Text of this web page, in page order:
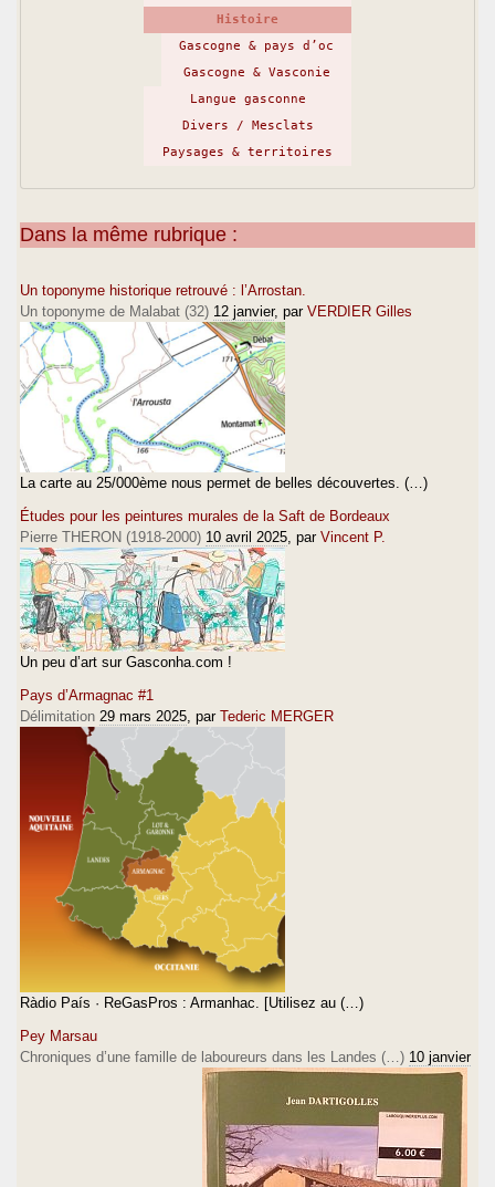
Histoire
Gascogne & pays d’oc
Gascogne & Vasconie
Langue gasconne
Divers / Mesclats
Paysages & territoires
Dans la même rubrique :
Un toponyme historique retrouvé : l’Arrostan.
Un toponyme de Malabat (32) 12 janvier, par VERDIER Gilles
La carte au 25/000ème nous permet de belles découvertes. (…)
Études pour les peintures murales de la Saft de Bordeaux
Pierre THERON (1918-2000) 10 avril 2025 , par Vincent P.
Un peu d’art sur Gasconha.com !
Pays d’Armagnac #1
Délimitation 29 mars 2025 , par Tederic MERGER
Ràdio País · ReGasPros : Armanhac. [Utilisez au (…)
Pey Marsau
Chroniques d’une famille de laboureurs dans les Landes (…) 10 janvier